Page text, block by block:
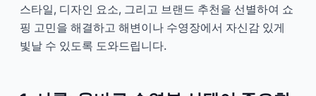
스타일, 디자인 요소, 그리고 브랜드 추천을 선별하여 쇼
핑 고민을 해결하고 해변이나 수영장에서 자신감 있게
빛날 수 있도록 도와드립니다.